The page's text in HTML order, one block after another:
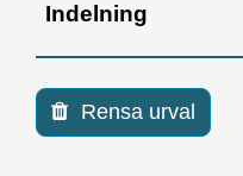
Indelning
Rensa urval